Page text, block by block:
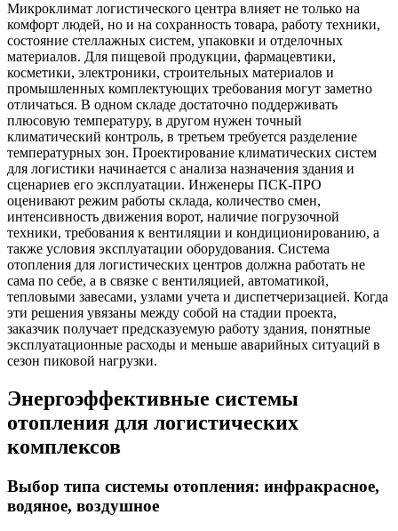
Микроклимат логистического центра влияет не только на
комфорт людей, но и на сохранность товара, работу техники,
состояние стеллажных систем, упаковки и отделочных
материалов. Для пищевой продукции, фармацевтики,
косметики, электроники, строительных материалов и
промышленных комплектующих требования могут заметно
отличаться. В одном складе достаточно поддерживать
плюсовую температуру, в другом нужен точный
климатический контроль, в третьем требуется разделение
температурных зон. Проектирование климатических систем
для логистики начинается с анализа назначения здания и
сценариев его эксплуатации. Инженеры ПСК-ПРО
оценивают режим работы склада, количество смен,
интенсивность движения ворот, наличие погрузочной
техники, требования к вентиляции и кондиционированию, а
также условия эксплуатации оборудования. Система
отопления для логистических центров должна работать не
сама по себе, а в связке с вентиляцией, автоматикой,
тепловыми завесами, узлами учета и диспетчеризацией. Когда
эти решения увязаны между собой на стадии проекта,
заказчик получает предсказуемую работу здания, понятные
эксплуатационные расходы и меньше аварийных ситуаций в
сезон пиковой нагрузки.
Энергоэффективные системы
отопления для логистических
комплексов
Выбор типа системы отопления: инфракрасное,
водяное, воздушное